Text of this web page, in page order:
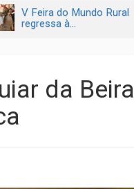
V Feira do Mundo Rural
regressa à...
da Beira